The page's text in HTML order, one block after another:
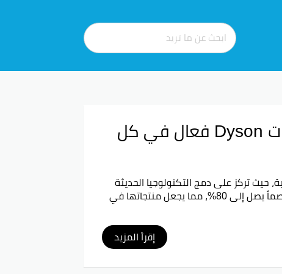
إقرأ المزيد
كود خصم دايسون 2026 خصم 50% كوبونات Dyson فعال في كل
حيث تركز على دمج التكنولوجيا الحديثة
مع التصاميم الأنيقة. في عام 2026، أطلقت دايسون كود خصم جديد يوفر خصماً يصل إلى 80%، مما يجعل منتجاتها في
اللي يعطيك تخفيضات كبيرة توصل لحد 80% على